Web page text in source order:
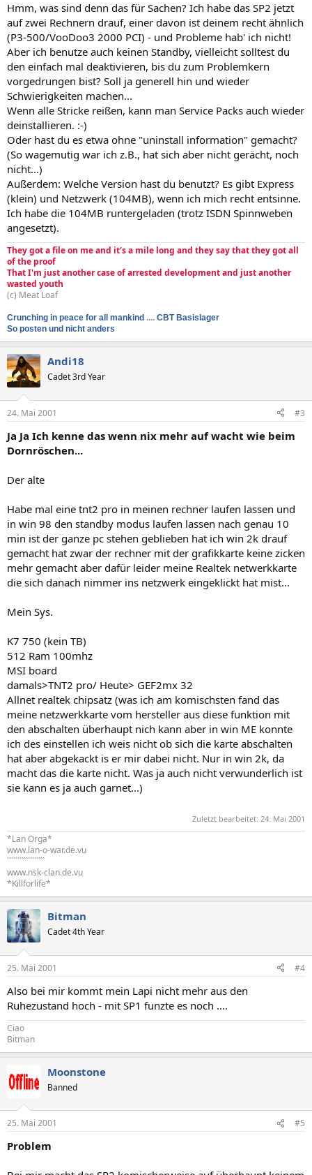
Hmm, was sind denn das für Sachen? Ich habe das SP2 jetzt
auf zwei Rechnern drauf, einer davon ist deinem recht ähnlich
(P3-500/VooDoo3 2000 PCI) - und Probleme hab' ich nicht!
Aber ich benutze auch keinen Standby, vielleicht solltest du
den einfach mal deaktivieren, bis du zum Problemkern
vorgedrungen bist? Soll ja generell hin und wieder
Schwierigkeiten machen...
Wenn alle Stricke reißen, kann man Service Packs auch wieder
deinstallieren. :-)
Oder hast du es etwa ohne "uninstall information" gemacht?
(So wagemutig war ich z.B., hat sich aber nicht gerächt, noch
nicht...)
Außerdem: Welche Version hast du benutzt? Es gibt Express
(klein) und Netzwerk (104MB), wenn ich mich recht entsinne.
Ich habe die 104MB runtergeladen (trotz ISDN Spinnweben
angesetzt).
They got a file on me and it's a mile long and they say that they got all
of the proof
That I'm just another case of arrested development and just another
wasted youth
(c) Meat Loaf
Crunching in peace for all mankind .... CBT Basislager
So posten und nicht anders
Andi18
Cadet 3rd Year
24. Mai 2001 #3
Ja Ja Ich kenne das wenn nix mehr auf wacht wie beim
Dornröschen...
Der alte
Habe mal eine tnt2 pro in meinen rechner laufen lassen und
in win 98 den standby modus laufen lassen nach genau 10
min ist der ganze pc stehen geblieben hat ich win 2k drauf
gemacht hat zwar der rechner mit der grafikkarte keine zicken
mehr gemacht aber dafür leider meine Realtek netwerkkarte
die sich danach nimmer ins netzwerk eingeklickt hat mist...
Mein Sys.
K7 750 (kein TB)
512 Ram 100mhz
MSI board
damals>TNT2 pro/ Heute> GEF2mx 32
Allnet realtek chipsatz (was ich am komischsten fand das
meine netzwerkkarte vom hersteller aus diese funktion mit
den abschalten überhaupt nich kann aber in win ME konnte
ich des einstellen ich weis nicht ob sich die karte abschalten
hat aber abgekackt is er mir dabei nicht. Nur in win 2k, da
macht das die karte nicht. Was ja auch nicht verwunderlich ist
sie kann es ja auch garnet...)
Zuletzt bearbeitet: 24. Mai 2001
*Lan Orga*
www.lan-o-war.de.vu
``````````````````
www.nsk-clan.de.vu
*Killforlife*
Bitman
Cadet 4th Year
25. Mai 2001 #4
Also bei mir kommt mein Lapi nicht mehr aus den
Ruhezustand hoch - mit SP1 funzte es noch ....
Ciao
Bitman
Moonstone
Banned
25. Mai 2001 #5
Problem